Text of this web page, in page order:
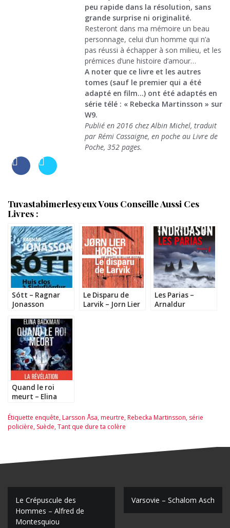
peu rapide dans la résolution, sans
grande surprise ni originalité.
Resteront dans ma mémoire un beau
personnage, celui d’un homme qui n’a
pas réussi à échapper à son milieu, et les
prémices d’une histoire d’amour…
A noter que ce livre et les autres
tomes (sauf le premier qui a été
adapté en film…) ont été adaptés en
série télé : « Rebecka Martinsson » sur
W9.
Publié en 2016 chez Albin Michel, traduit
par Rémi Cassaigne, en poche au Livre de
Poche, 352 pages.
Tuvastabimerlesyeux Vous Conseille Aussi Ces
Livres :
Sótt – Ragnar
Jonasson
Le Disparu de
Larvik – Jorn Lier
Les Parias –
Arnaldur
Quand le roi
meurt – Elina
Étiquette enquête,Larsson Åsa,meurtre,Rebecka Martinsson, série
policière, Suède,Tant que dure ta colère
N
Le Crépuscule des
Hommes – Alfred de
Montesquiou
Varsovie – Schalom Asch